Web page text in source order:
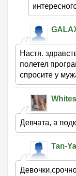
Настя.
полетел
спросите у
Девчата, а
Tan-Ya